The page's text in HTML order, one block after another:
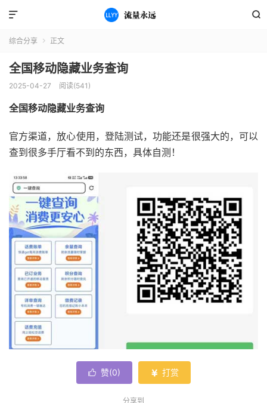


综合分享  正文
全国移动隐藏业务查询
2025-04-27 阅读(541)
全国移动隐藏业务查询
官方渠道，放心使用，登陆测试，功能还是很强大的，可以
查到很多手厅看不到的东西，具体自测！
 赞(0)  打赏
分享到